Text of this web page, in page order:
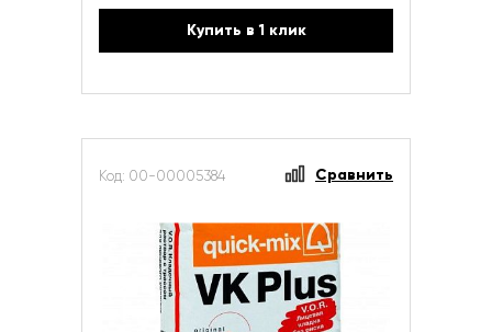
Купить в 1 клик
Код: 00-00005384 Сравнить